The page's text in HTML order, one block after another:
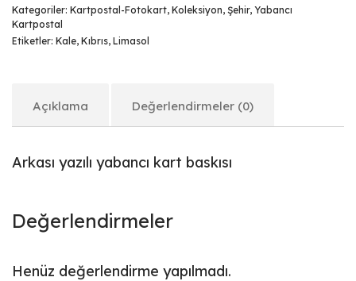
Kategoriler: Kartpostal-Fotokart, Koleksiyon, Şehir, Yabancı
Kartpostal
Etiketler: Kale, Kıbrıs, Limasol
Açıklama Değerlendirmeler (0)
Arkası yazılı yabancı kart baskısı
Değerlendirmeler
Henüz değerlendirme yapılmadı.